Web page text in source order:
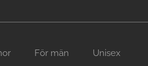
För män Unisex